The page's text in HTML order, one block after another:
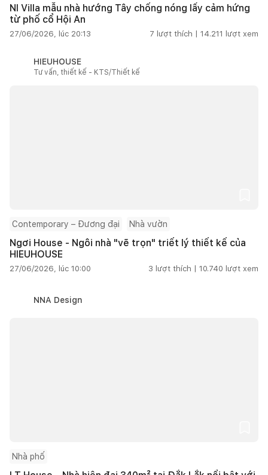
NI Villa mẫu nhà hướng Tây chống nóng lấy cảm hứng
từ phố cổ Hội An
27/06/2026, lúc 20:13 7 lượt thích | 14.211 lượt xem
HIEUHOUSE
Tư vấn, thiết kế - KTS/Thiết kế
Contemporary – Đương đại Nhà vườn
Ngơi House - Ngôi nhà "vẽ trọn" triết lý thiết kế của
HIEUHOUSE
27/06/2026, lúc 10:00 3 lượt thích | 10.740 lượt xem
NNA Design
Nhà phố